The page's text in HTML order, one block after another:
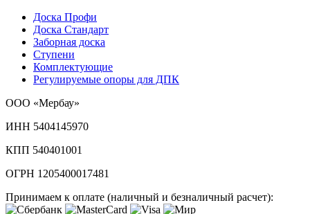
Доска Профи
Доска Стандарт
Заборная доска
Ступени
Комплектующие
Регулируемые опоры для ДПК
ООО «Мербау»
ИНН 5404145970
КПП 540401001
ОГРН 1205400017481
Принимаем к оплате (наличный и безналичный расчет):